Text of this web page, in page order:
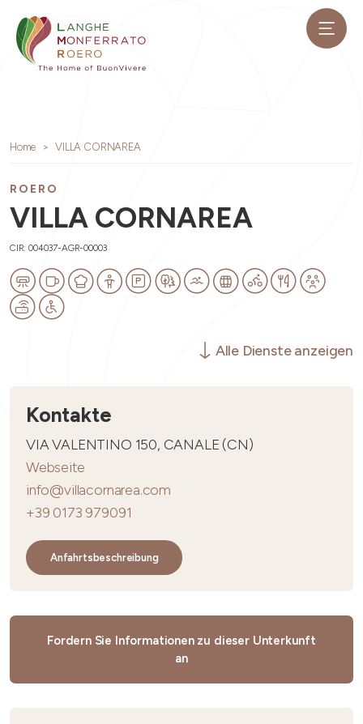
Home VILLA CORNAREA
ROERO
VILLA CORNAREA
CIR: 004037-AGR-00003
Alle Dienste anzeigen
Kontakte
VIA VALENTINO 150, CANALE (CN)
Webseite
info@villacornarea.com
+39 0173 979091
Anfahrtsbeschreibung
Fordern Sie Informationen zu dieser Unterkunft
an